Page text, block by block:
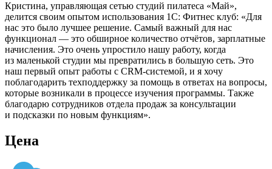
Кристина, управляющая сетью студий пилатеса «Май»,
делится своим опытом использования 1С: Фитнес клуб: «Для
нас это было лучшее решение. Самый важный для нас
функционал — это обширное количество отчётов, зарплатные
начисления. Это очень упростило нашу работу, когда
из маленькой студии мы превратились в большую сеть. Это
наш первый опыт работы с CRM-системой, и я хочу
поблагодарить техподдержку за помощь в ответах на вопросы,
которые возникали в процессе изучения программы. Также
благодарю сотрудников отдела продаж за консультации
и подсказки по новым функциям».
Цена